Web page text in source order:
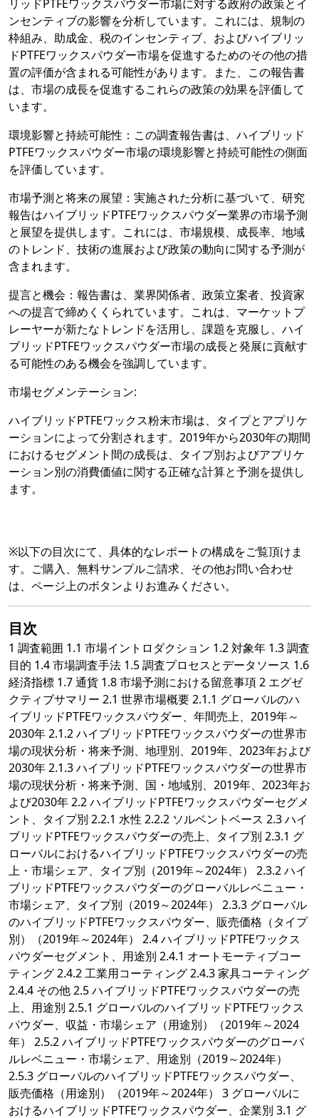
リッドPTFEワックスパウダー市場に対する政府の政策とイ
ンセンティブの影響を分析しています。これには、規制の
枠組み、助成金、税のインセンティブ、およびハイブリッ
ドPTFEワックスパウダー市場を促進するためのその他の措
置の評価が含まれる可能性があります。また、この報告書
は、市場の成長を促進するこれらの政策の効果を評価して
います。
環境影響と持続可能性：この調査報告書は、ハイブリッド
PTFEワックスパウダー市場の環境影響と持続可能性の側面
を評価しています。
市場予測と将来の展望：実施された分析に基づいて、研究
報告はハイブリッドPTFEワックスパウダー業界の市場予測
と展望を提供します。これには、市場規模、成長率、地域
のトレンド、技術の進展および政策の動向に関する予測が
含まれます。
提言と機会：報告書は、業界関係者、政策立案者、投資家
への提言で締めくくられています。これは、マーケットプ
レーヤーが新たなトレンドを活用し、課題を克服し、ハイ
ブリッドPTFEワックスパウダー市場の成長と発展に貢献す
る可能性のある機会を強調しています。
市場セグメンテーション:
ハイブリッドPTFEワックス粉末市場は、タイプとアプリケ
ーションによって分割されます。2019年から2030年の期間
におけるセグメント間の成長は、タイプ別およびアプリケ
ーション別の消費価値に関する正確な計算と予測を提供し
ます。
※以下の目次にて、具体的なレポートの構成をご覧頂けま
す。ご購入、無料サンプルご請求、その他お問い合わせ
は、ページ上のボタンよりお進みください。
目次
1 調査範囲 1.1 市場イントロダクション 1.2 対象年 1.3 調査
目的 1.4 市場調査手法 1.5 調査プロセスとデータソース 1.6
経済指標 1.7 通貨 1.8 市場予測における留意事項 2 エグゼ
クティブサマリー 2.1 世界市場概要 2.1.1 グローバルのハ
イブリッドPTFEワックスパウダー、年間売上、2019年～
2030年 2.1.2 ハイブリッドPTFEワックスパウダーの世界市
場の現状分析・将来予測、地理別、2019年、2023年および
2030年 2.1.3 ハイブリッドPTFEワックスパウダーの世界市
場の現状分析・将来予測、国・地域別、2019年、2023年お
よび2030年 2.2 ハイブリッドPTFEワックスパウダーセグメ
ント、タイプ別 2.2.1 水性 2.2.2 ソルベントベース 2.3 ハイ
ブリッドPTFEワックスパウダーの売上、タイプ別 2.3.1 グ
ローバルにおけるハイブリッドPTFEワックスパウダーの売
上・市場シェア、タイプ別（2019年～2024年） 2.3.2 ハイ
ブリッドPTFEワックスパウダーのグローバルレベニュー・
市場シェア、タイプ別（2019～2024年） 2.3.3 グローバル
のハイブリッドPTFEワックスパウダー、販売価格（タイプ
別）（2019年～2024年） 2.4 ハイブリッドPTFEワックス
パウダーセグメント、用途別 2.4.1 オートモーティブコー
ティング 2.4.2 工業用コーティング 2.4.3 家具コーティング
2.4.4 その他 2.5 ハイブリッドPTFEワックスパウダーの売
上、用途別 2.5.1 グローバルのハイブリッドPTFEワックス
パウダー、収益・市場シェア（用途別）（2019年～2024
年） 2.5.2 ハイブリッドPTFEワックスパウダーのグローバ
ルレベニュー・市場シェア、用途別（2019～2024年）
2.5.3 グローバルのハイブリッドPTFEワックスパウダー、
販売価格（用途別）（2019年～2024年） 3 グローバルに
おけるハイブリッドPTFEワックスパウダー、企業別 3.1 グ